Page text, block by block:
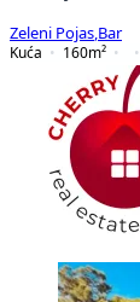
Zeleni Pojas Bar
Kuća
160m²